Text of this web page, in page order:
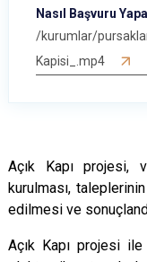
Nasıl Başvuru
/kurumlar/
Kapisi_.mp4
Açık Kapı projesi,
kurulması,
edilmesi ve
Açık Kapı projesi